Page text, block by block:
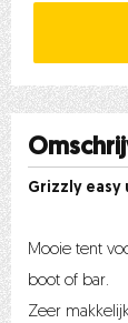
Grizzly easy
Mooie tent
boot of bar.
Zeer